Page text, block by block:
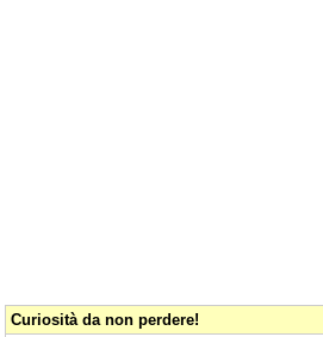
Curiosità da non perdere!